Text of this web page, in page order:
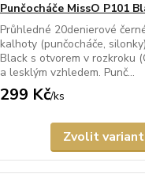
Punčocháče MissO P101
Průhledné 20denierové
kalhoty (punčocháče,
Black s otvorem v rozkroku
a lesklým vzhledem. Punč...
299 Kč/ks
Zvolit